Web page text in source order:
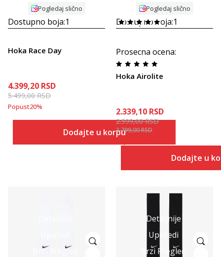
Pogledaj slično
Dostupno boja:1
Hoka Race Day
4.399,20 RSD
5.499,00RSD
Popust20%
Dodajte u korpu
Pogledaj slično
Dostupno boja:1
Prosecna ocena:
Hoka Airolite
2.339,10 RSD
2.599,00RSD
3.799,00RSD
Dodajte u
Brzi Pregled
Detaljnije
Uporedi
Brzi Pregled